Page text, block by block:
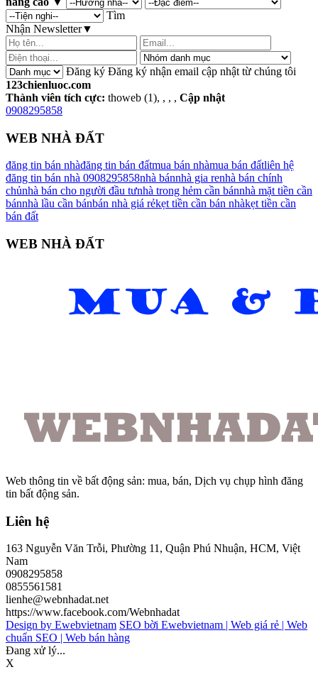
Tìm
Nhận Newsletter▼
Đăng ký Đăng ký nhận email cập nhật từ chúng tôi
123chienluoc.com
Thành viên tích cực: thoweb (1), , , , Cập nhật
0908295858
WEB NHÀ ĐẤT
đăng tin bán nhàđăng tin bán đấtmua bán nhàmua bán đấtliên hệ
đăng tin bán nhà 0908295858nhà bánnhà gia renhà bán chính
chủnhà bán cho người đầu tưnhà trong hẻm cần bánnhà mặt tiền cần
bánnhà lầu cần bánbán nhà giá rẻkẹt tiền cần bán nhàkẹt tiền cần
bán đất
WEB NHÀ ĐẤT
Web thông tin về bất động sản: mua, bán, Dịch vụ chụp hình đăng
tin bất động sản.
Liên hệ
163 Nguyễn Văn Trỗi, Phường 11, Quận Phú Nhuận, HCM, Việt
Nam
0908295858
0855561581
lienhe@webnhadat.net
https://www.facebook.com/Webnhadat
Design by Ewebvietnam SEO bời Ewebvietnam | Web giá rẻ | Web
chuẩn SEO | Web bán hàng
Đang xử lý...
X